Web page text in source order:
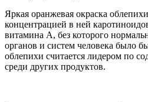
Яркая оранжевая окраска
концентрацией в ней
витамина А, без которого
органов и систем человека было
облепихи считается лидером по
среди других продуктов.